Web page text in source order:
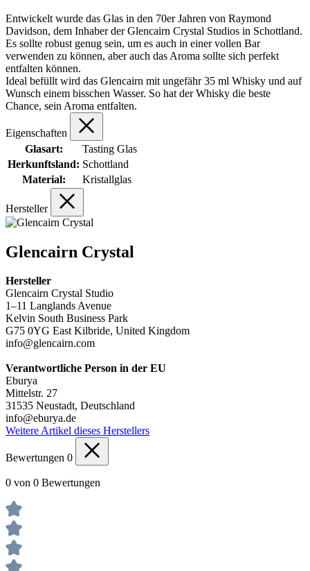
Entwickelt wurde das Glas in den 70er Jahren von Raymond
Davidson, dem Inhaber der Glencairn Crystal Studios in Schottland.
Es sollte robust genug sein, um es auch in einer vollen Bar
verwenden zu können, aber auch das Aroma sollte sich perfekt
entfalten können.
Ideal befüllt wird das Glencairn mit ungefähr 35 ml Whisky und auf
Wunsch einem bisschen Wasser. So hat der Whisky die beste
Chance, sein Aroma entfalten.
Eigenschaften
Glasart:
Tasting Glas
Herkunftsland: Schottland
Material:
Kristallglas
Hersteller
Glencairn Crystal
Hersteller
Glencairn Crystal Studio
1–11 Langlands Avenue
Kelvin South Business Park
G75 0YG East Kilbride, United Kingdom
info@glencairn.com
Verantwortliche Person in der EU
Eburya
Mittelstr. 27
31535 Neustadt, Deutschland
info@eburya.de
Weitere Artikel dieses Herstellers
Bewertungen 0
0 von 0 Bewertungen